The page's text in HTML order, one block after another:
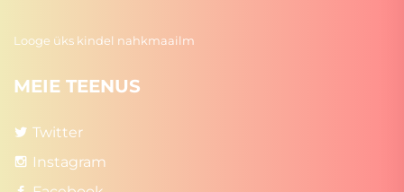
Looge üks kindel nahkmaailm
MEIE TEENUS
Twitter
Instagram